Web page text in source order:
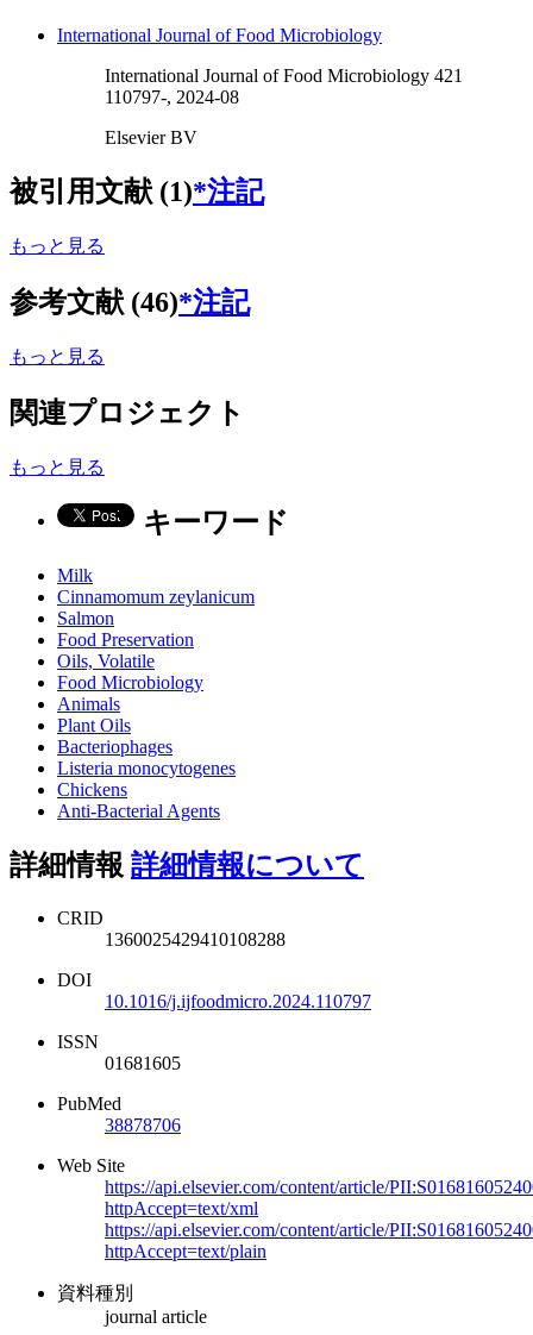
International Journal of Food Microbiology
International Journal of Food Microbiology 421
110797-, 2024-08
Elsevier BV
被引用文献 (1)*注記
もっと見る
参考文献 (46)*注記
もっと見る
関連プロジェクト
もっと見る
キーワード
Milk
Cinnamomum zeylanicum
Salmon
Food Preservation
Oils, Volatile
Food Microbiology
Animals
Plant Oils
Bacteriophages
Listeria monocytogenes
Chickens
Anti-Bacterial Agents
詳細情報 詳細情報について
CRID
1360025429410108288
DOI
10.1016/j.ijfoodmicro.2024.110797
ISSN
01681605
PubMed
38878706
Web Site
https://api.elsevier.com/content/article/
httpAccept=text/xml
https://api.elsevier.com/content/article/
httpAccept=text/plain
資料種別
journal article